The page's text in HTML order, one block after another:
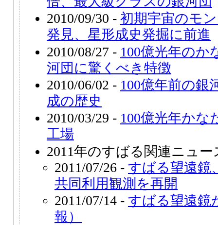
2010/09/30 - 初期宇宙のモ
発見、星形成史発掘に前進
2010/08/27 - 100億光年のか
河団に驚くべき特徴
2010/06/02 - 100億年前の銀
成の歴史
2010/03/29 - 100億光年かな
工場
2011年のすばる関連ニュー
2011/07/26 - すばる望遠鏡
共同利用観測を再開
2011/07/14 - すばる望遠鏡
報）